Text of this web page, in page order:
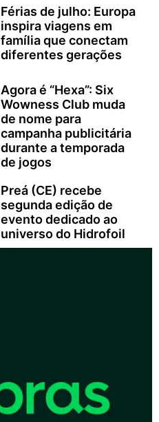
Férias de julho: Europa
inspira viagens em
família que conectam
diferentes gerações
Agora é “Hexa”: Six
Wowness Club muda
de nome para
campanha publicitária
durante a temporada
de jogos
Preá (CE) recebe
segunda edição de
evento dedicado ao
universo do Hidrofoil